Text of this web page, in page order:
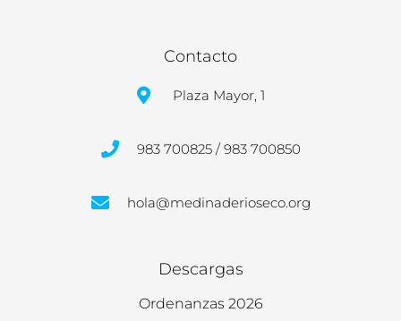
Contacto
Plaza Mayor, 1
983 700825 / 983 700850
hola@medinaderioseco.org
Descargas
Ordenanzas 2026